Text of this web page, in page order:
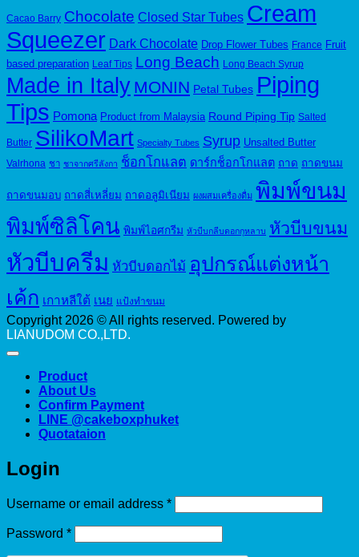
Cacao Barry Chocolate Closed Star Tubes Cream
Squeezer Dark Chocolate Drop Flower Tubes France Fruit
based preparation Leaf Tips Long Beach Long Beach Syrup
Made in Italy MONIN Petal Tubes Piping
Tips Pomona Product from Malaysia Round Piping Tip Salted
Butter SilikoMart Specialty Tubes Syrup Unsalted Butter
Valrhona ชา ชาจากศรีลังกา ช็อกโกแลต ดาร์กช็อกโกแลต ถาด ถาดขนม
ถาดขนมอบ ถาดสี่เหลี่ยม ถาดอลูมิเนียม ผงผสมเครื่องดื่ม พิมพ์ขนม
พิมพ์ซิลิโคน พิมพ์ไอศกรีม หัวบีบกลีบดอกกุหลาบ หัวบีบขนม
หัวบีบครีม หัวบีบดอกไม้ อุปกรณ์แต่งหน้า
เค้ก เกาหลีใต้ เนย แป้งทำขนม
Copyright 2026 © All rights reserved. Powered by
LIANUDOM CO.,LTD.
Product
About Us
Confirm Payment
LINE @cakeboxphuket
Quotataion
Login
Username or email address *Required
Password *Required